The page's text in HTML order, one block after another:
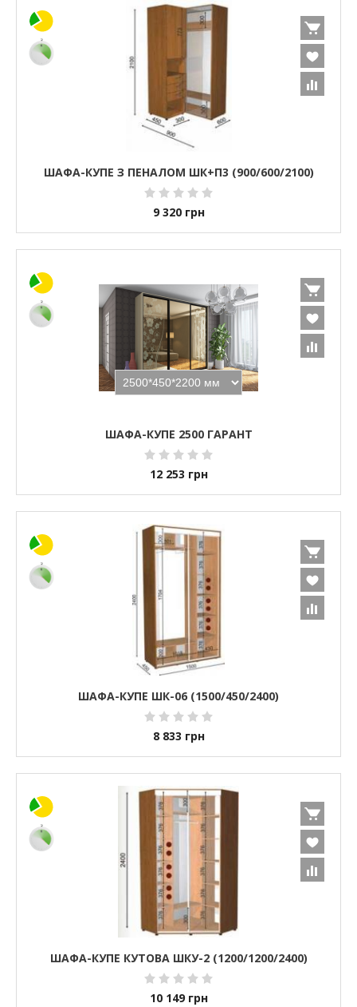
ШАФА-КУПЕ З ПЕНАЛОМ ШК+П3 (900/600/2100)
9 320 грн
ШАФА-КУПЕ 2500 ГАРАНТ
12 253 грн
ШАФА-КУПЕ ШК-06 (1500/450/2400)
8 833 грн
ШАФА-КУПЕ КУТОВА ШКУ-2 (1200/1200/2400)
10 149 грн